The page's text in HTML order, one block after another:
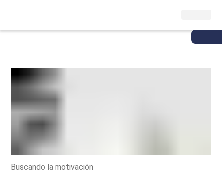
Buscando la motivación